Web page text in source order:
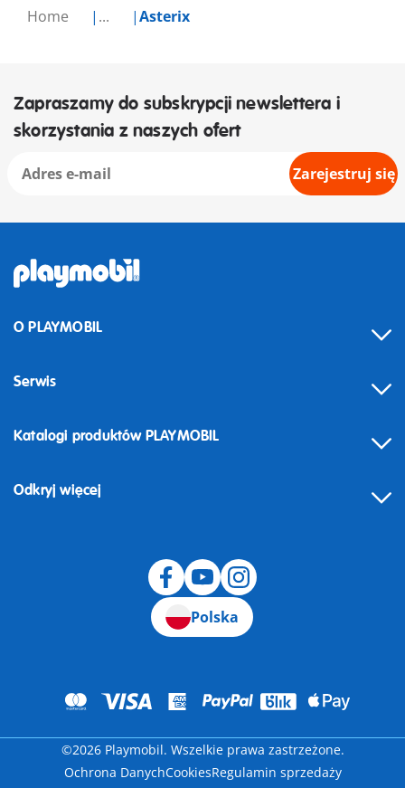
Home ... Asterix
Zapraszamy do subskrypcji newslettera i
skorzystania z naszych ofert
Zarejestruj się
O PLAYMOBIL
Serwis
Odstąpienie od umowy
Katalogi produktów PLAYMOBIL
Odkryj więcej
Polska
©2026 Playmobil. Wszelkie prawa zastrzeżone.
Ochrona DanychCookiesRegulamin sprzedaży